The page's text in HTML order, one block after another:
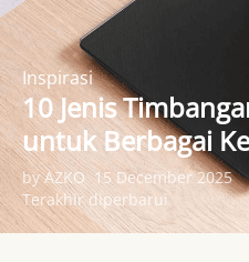
Inspirasi
10 Jenis
untuk Berbagai
by AZKO 15 December 2025
Terakhir diperbarui